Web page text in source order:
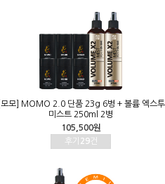
[모모] MOMO 2.0 단품 23g 6병 + 볼륨 엑스투
미스트 250ml 2병
105,500원
후기 29건